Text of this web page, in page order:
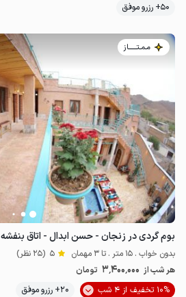
50+ رزرو موفق
مـمـتــــــاز
بوم گردی در زنجان - حسن ابدال - اتاق بنفشه
بدون خواب . 15 متر . تا 3 مهمان 5 (25 نظر)
هر شب از 3٬400٬000 تومان
10% تخفیف از 4 شب
20+ رزرو موفق